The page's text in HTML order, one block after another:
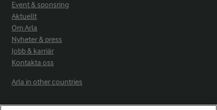
Event & sponsring
Aktuellt
Om Arla
Nyheter & press
Jobb & karriär
Kontakta oss
Arla in other countries